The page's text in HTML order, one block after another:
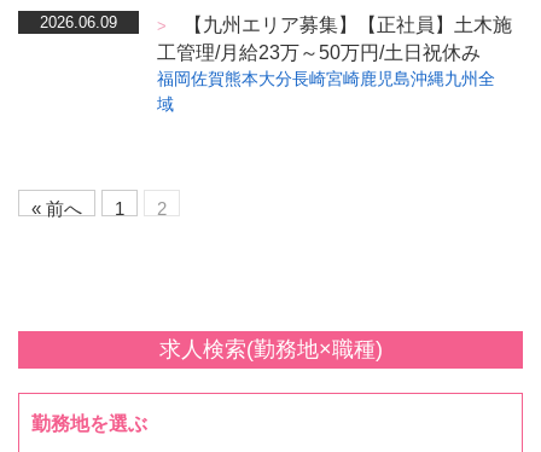
2026.06.09 >
【九州エリア募集】【正社員】土木施
工管理/月給23万～50万円/土日祝休み
福岡佐賀熊本大分長崎宮崎鹿児島沖縄九州全
域
« 前へ 1 2
求人検索(勤務地×職種)
勤務地を選ぶ